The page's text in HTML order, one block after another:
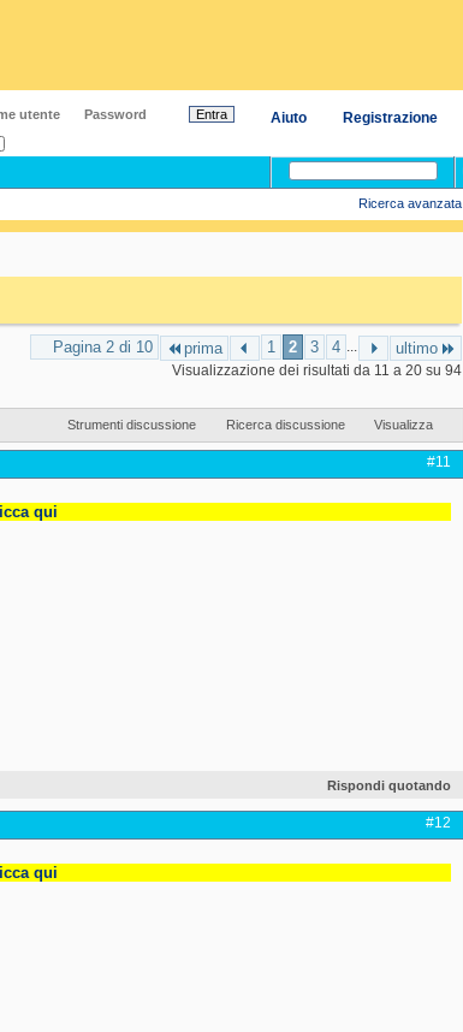
Registrazione
Aiuto
Ricerca avanzata
Pagina 2 di 10 prima 1 2 3 4 ... ultimo
Visualizzazione dei risultati da 11 a 20 su 94
Strumenti discussione Ricerca discussione Visualizza
#11
qui
Rispondi quotando
#12
qui